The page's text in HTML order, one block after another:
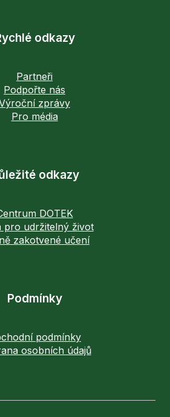
odkazy
Partneři
Podpořte nás
zprávy
Pro média
odkazy
DOTEK
pro udržitelný život
zakotvené učení
Podmínky
podmínky
osobních údajů